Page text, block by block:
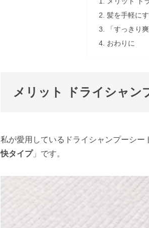
髪を手軽に
「すっきり
おわりに
メリット ドライシャン
私が愛用しているドライシャンプーシー
快タイプ」です。